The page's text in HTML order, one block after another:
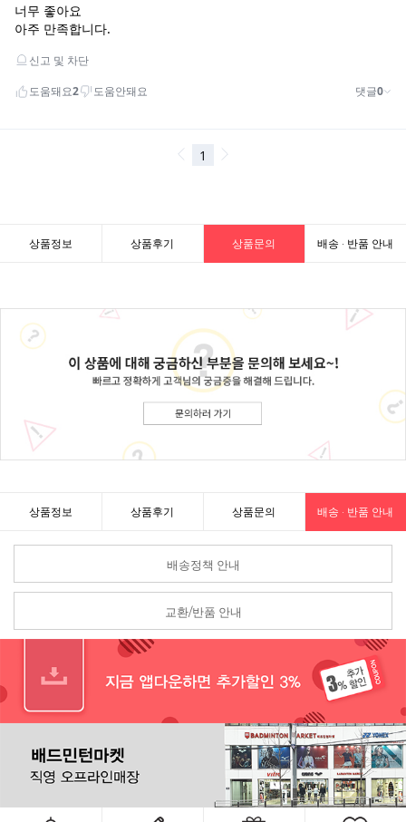
상품정보 상품후기 상품문의 배송 · 반품 안내
상품정보 상품후기 상품문의 배송 · 반품 안내
배송정책 안내
교환/반품 안내